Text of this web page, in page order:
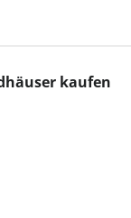
kaufen